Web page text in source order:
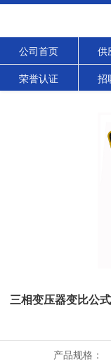
公司首页 供
荣誉认证 招
三相变压器变比公式
产品规格：